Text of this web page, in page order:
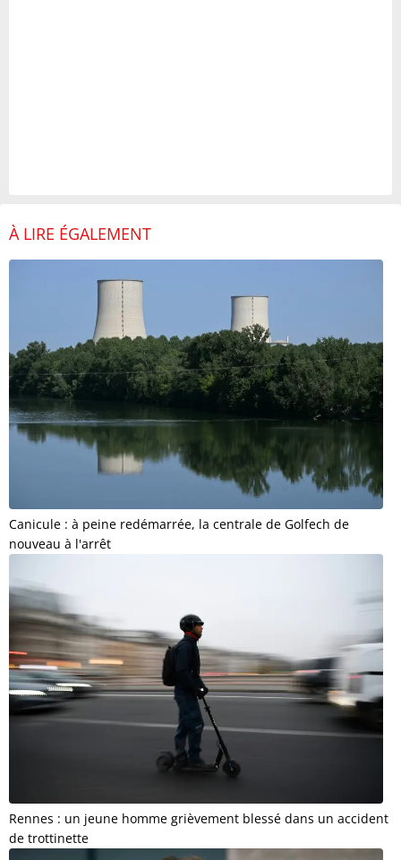
À LIRE ÉGALEMENT
Canicule : à peine redémarrée, la centrale de Golfech de
nouveau à l'arrêt
Rennes : un jeune homme grièvement blessé dans un accident
de trottinette